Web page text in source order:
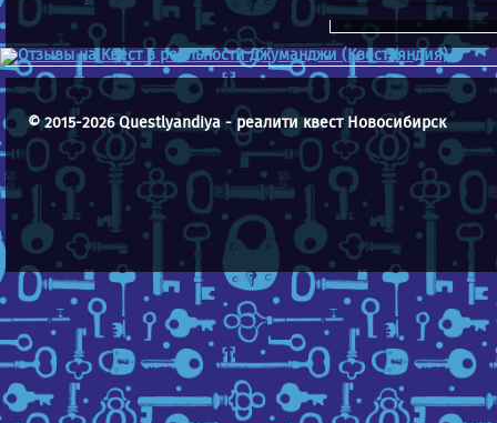
© 2015-2026 Questlyandiya - реалити квест Новосибирск